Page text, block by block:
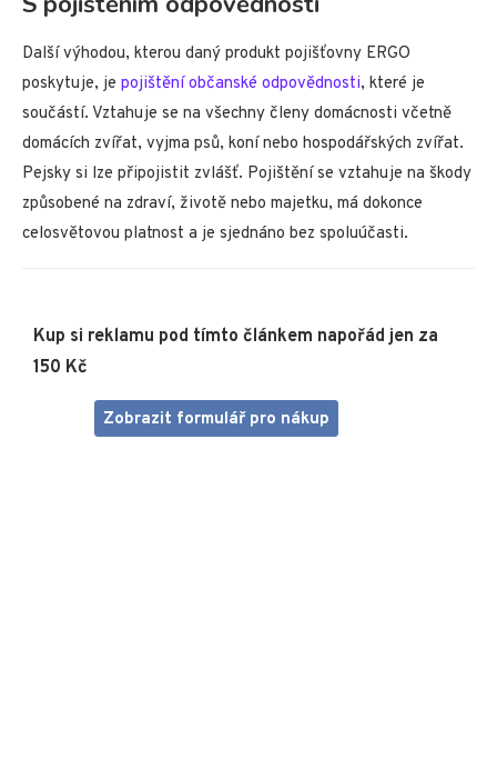
Další výhodou, kterou daný produkt pojišťovny ERGO
poskytuje, je pojištění občanské odpovědnosti, které je
součástí. Vztahuje se na všechny členy domácnosti včetně
domácích zvířat, vyjma psů, koní nebo hospodářských zvířat.
Pejsky si lze připojistit zvlášť. Pojištění se vztahuje na škody
způsobené na zdraví, životě nebo majetku, má dokonce
celosvětovou platnost a je sjednáno bez spoluúčasti.
Kup si reklamu pod tímto článkem napořád jen za
150 Kč
Zobrazit formulář pro nákup